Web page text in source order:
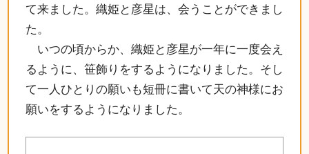
て来ました。織姫と彦星は、会うことができまし
た。
いつの頃からか、織姫と彦星が一年に一度会え
るように、笹飾りをするようになりました。そし
て一人ひとりの願いも短冊に書いて天の神様にお
願いをするようになりました。